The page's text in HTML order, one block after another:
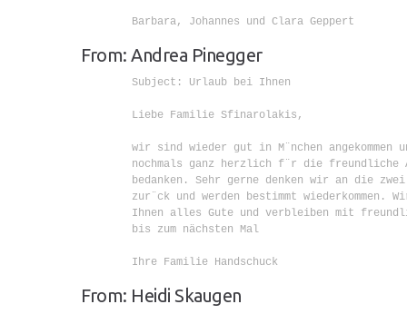
        Barbara, Johannes und Clara Geppert
From: Andrea Pinegger
        Subject: Urlaub bei Ihnen
        Liebe Familie Sfinarolakis,
wir sind wieder gut in M¨nchen angekommen
nochmals ganz herzlich f¨r die freundliche
bedanken. Sehr gerne denken wir an die
zur¨ck und werden bestimmt wiederkommen.
Ihnen alles Gute und verbleiben mit
        bis zum nächsten Mal
        Ihre Familie Handschuck
From: Heidi Skaugen